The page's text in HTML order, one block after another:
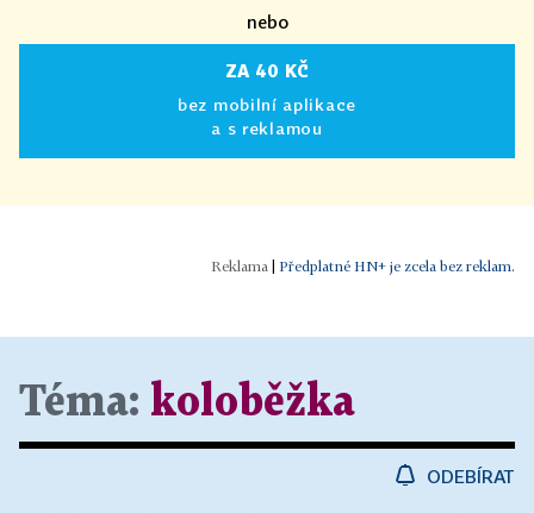
nebo
ZA 40 KČ
bez mobilní aplikace
a s reklamou
| Předplatné HN+ je zcela bez reklam.
Téma: koloběžka
ODEBÍRAT